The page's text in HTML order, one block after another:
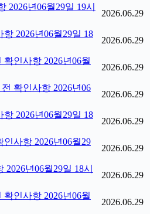
2026년06월29일 19시
2026.06.29
2026년06월29일 18
2026.06.29
인사항 2026년06월
2026.06.29
확인사항 2026년06
2026.06.29
2026년06월29일 18
2026.06.29
사항 2026년06월29
2026.06.29
년06월29일 18시
2026.06.29
인사항 2026년06월
2026.06.29